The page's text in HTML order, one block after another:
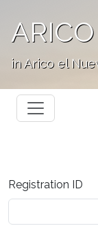
in Arico el
Registration ID